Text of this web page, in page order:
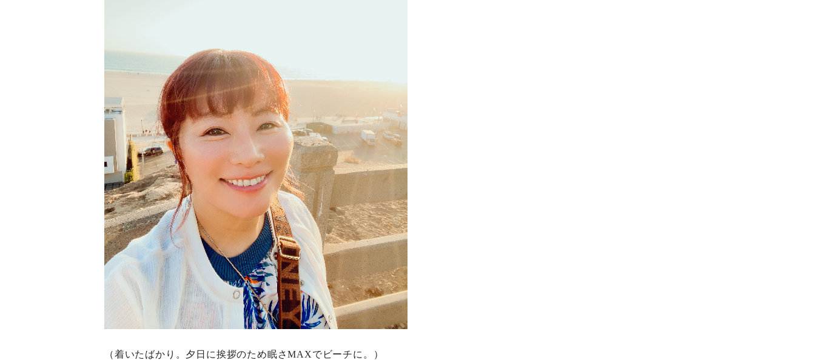
（着いたばかり。夕日に挨拶のため眠さMAXでビーチに。）